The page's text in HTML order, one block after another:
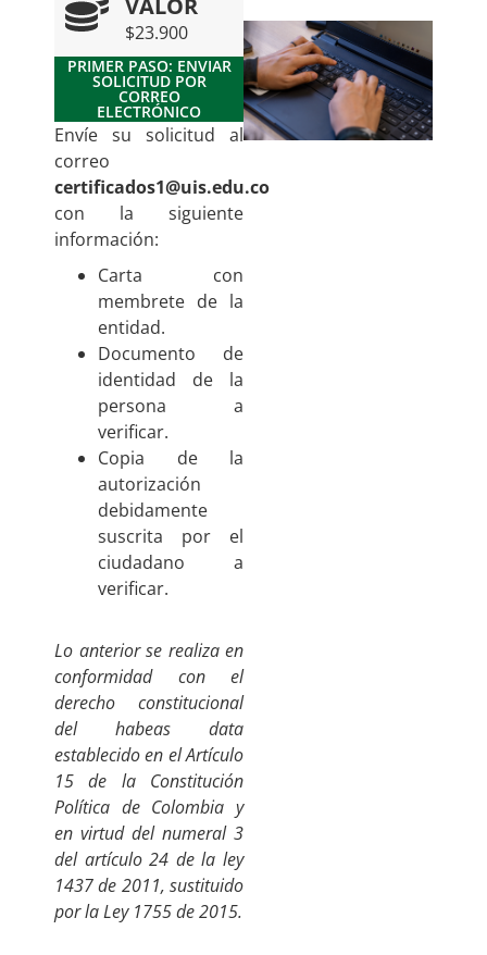
VALOR
$23.900
PRIMER PASO: ENVIAR
SOLICITUD POR
CORREO
ELECTRÓNICO
Envíe su solicitud al
correo
certificados1@uis.edu.co
con la siguiente
información:
Carta con
membrete de la
entidad.
Documento de
identidad de la
persona a
verificar.
Copia de la
autorización
debidamente
suscrita por el
ciudadano a
verificar.
Lo anterior se realiza en
conformidad con el
derecho constitucional
del habeas data
establecido en el Artículo
15 de la Constitución
Política de Colombia y
en virtud del numeral 3
del artículo 24 de la ley
1437 de 2011, sustituido
por la Ley 1755 de 2015.